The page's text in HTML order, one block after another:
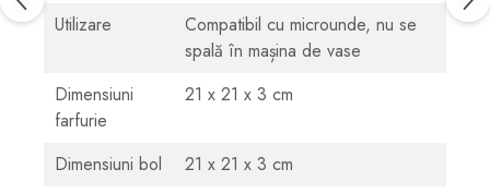
Utilizare
Compatibil cu microunde, nu se
spală în mașina de vase
Dimensiuni
farfurie
21 x 21 x 3 cm
Dimensiuni bol
21 x 21 x 3 cm